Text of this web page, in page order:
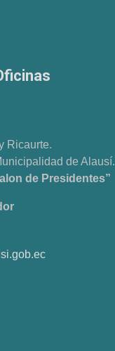
Ricaurte.
de Alausí.
de Presidentes”